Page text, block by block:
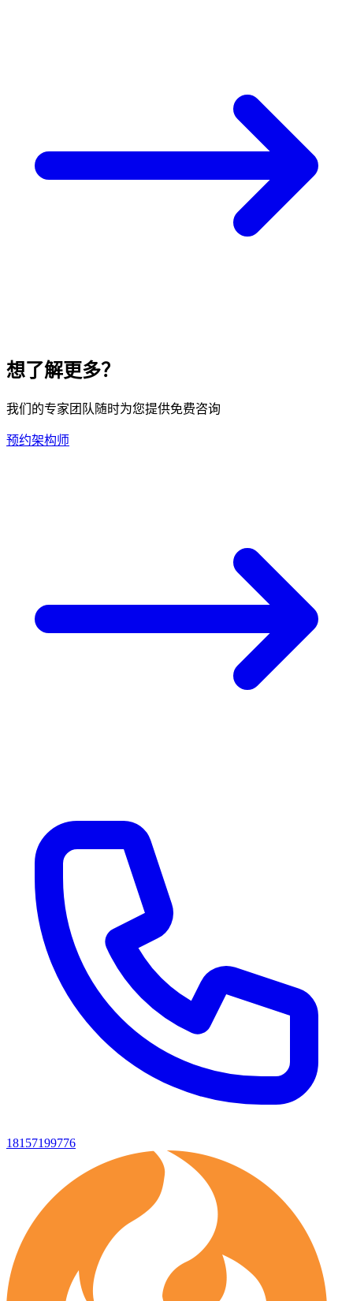
想了解更多？
我们的专家团队随时为您提供免费咨询
预约架构师
18157199776